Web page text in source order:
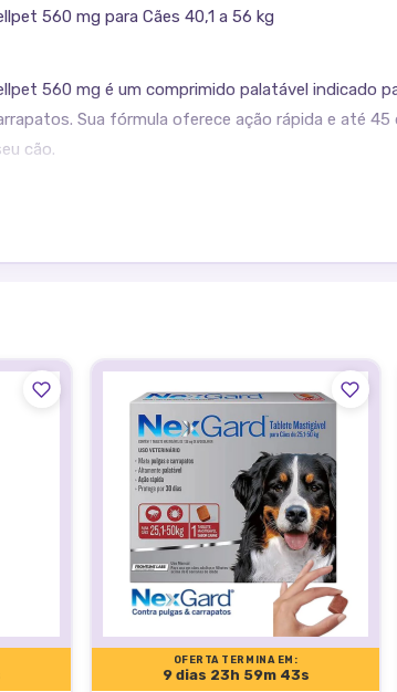
560 mg para Cães 40,1 a 56 kg
560 mg é um comprimido palatável indicado
Sua fórmula oferece ação rápida e até
cão.
com hipersensibilidade conhecida aos
OFERTA TERMINA EM:
9 dias 23h 59m 42s